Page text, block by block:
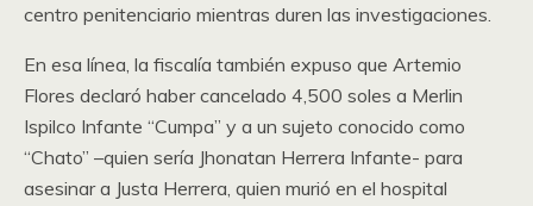
centro penitenciario mientras duren las investigaciones.
En esa línea, la fiscalía también expuso que Artemio
Flores declaró haber cancelado 4,500 soles a Merlin
Ispilco Infante “Cumpa” y a un sujeto conocido como
“Chato” –quien sería Jhonatan Herrera Infante- para
asesinar a Justa Herrera, quien murió en el hospital